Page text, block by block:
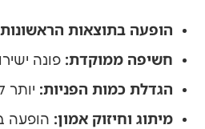
הופעה בתוצאות הראשונות
חשיפה ממוקדת: פונה
הגדלת כמות הפניות: יותר
מיתוג וחיזוק אמון: הופעה